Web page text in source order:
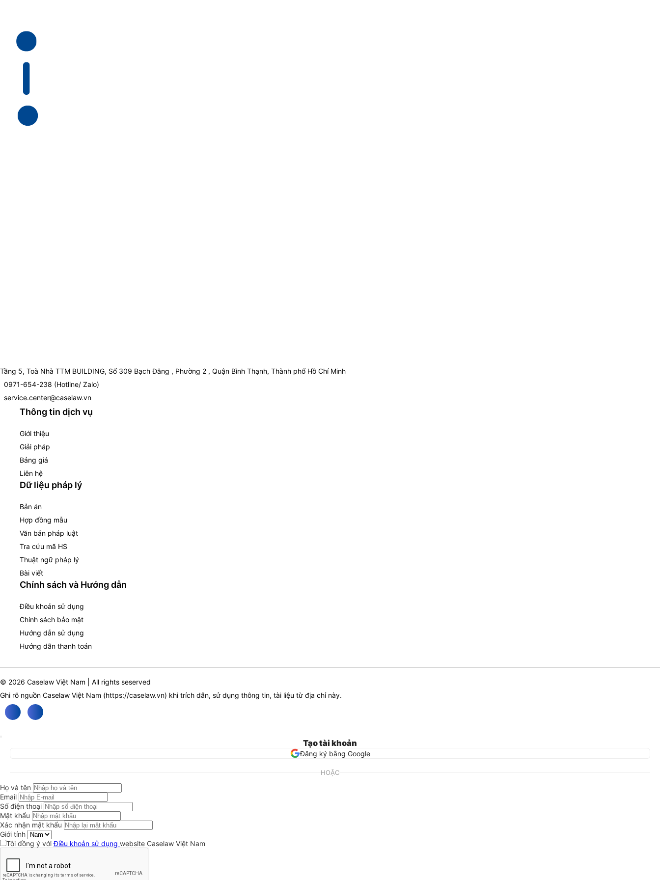
Tầng 5, Toà Nhà TTM BUILDING, Số 309 Bạch Đằng , Phường 2 , Quận Bình Thạnh, Thành phố Hồ Chí Minh
0971-654-238 (Hotline/ Zalo)
service.center@caselaw.vn
Thông tin dịch vụ
Giới thiệu
Giải pháp
Bảng giá
Liên hệ
Dữ liệu pháp lý
Bản án
Hợp đồng mẫu
Văn bản pháp luật
Tra cứu mã HS
Thuật ngữ pháp lý
Bài viết
Chính sách và Hướng dẫn
Điều khoản sử dụng
Chính sách bảo mật
Hướng dẫn sử dụng
Hướng dẫn thanh toán
© 2026 Caselaw Việt Nam | All rights seserved
Ghi rõ nguồn Caselaw Việt Nam (https://caselaw.vn) khi trích dẫn, sử dụng thông tin, tài liệu từ địa chỉ này.
Tạo tài khoản
Đăng ký bằng Google
HOẶC
Họ và tên
Email
Số điện thoại
Mật khẩu
Xác nhận mật khẩu
Giới tính
Tôi đồng ý vớiĐiều khoản sử dụng website Caselaw Việt Nam